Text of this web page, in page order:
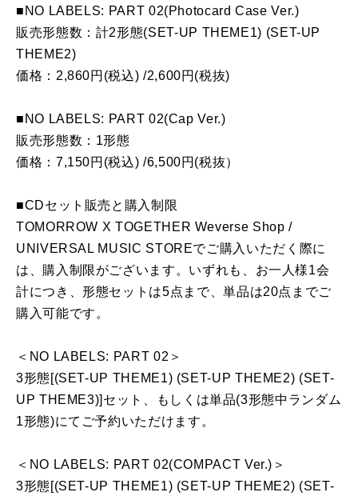
■NO LABELS: PART 02(Photocard Case Ver.)
販売形態数：計2形態(SET-UP THEME1) (SET-UP
THEME2)
価格：2,860円(税込) /2,600円(税抜)
■NO LABELS: PART 02(Cap Ver.)
販売形態数：1形態
価格：7,150円(税込) /6,500円(税抜）
■CDセット販売と購入制限
TOMORROW X TOGETHER Weverse Shop /
UNIVERSAL MUSIC STOREでご購入いただく際に
は、購入制限がございます。いずれも、お一人様1会
計につき、形態セットは5点まで、単品は20点までご
購入可能です。
＜NO LABELS: PART 02＞
3形態[(SET-UP THEME1) (SET-UP THEME2) (SET-
UP THEME3)]セット、もしくは単品(3形態中ランダム
1形態)にてご予約いただけます。
＜NO LABELS: PART 02(COMPACT Ver.)＞
3形態[(SET-UP THEME1) (SET-UP THEME2) (SET-